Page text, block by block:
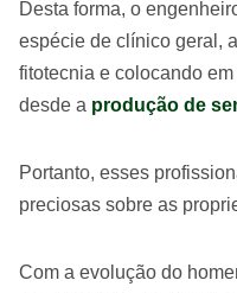
Desta forma, o
espécie de clínico geral,
fitotecnia e colocando
desde a produção de
Portanto, esses
preciosas sobre as
Com a evolução do